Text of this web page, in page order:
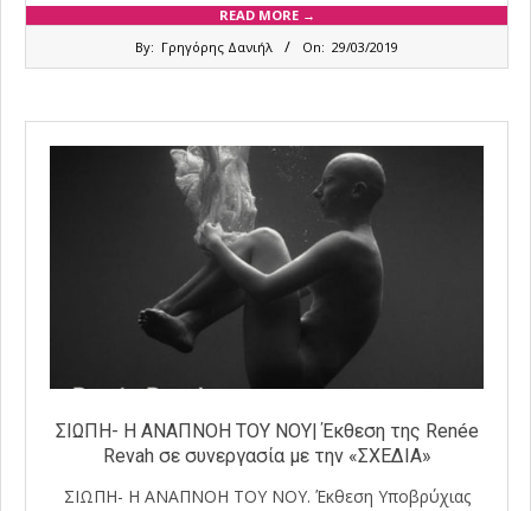
READ MORE →
By: Γρηγόρης Δανιήλ On: 29/03/2019
ΣΙΩΠΗ- Η ΑΝΑΠΝΟΗ ΤΟΥ ΝΟΥ| Έκθεση της Renée
Revah σε συνεργασία με την «ΣΧΕΔΙΑ»
ΣΙΩΠΗ- Η ΑΝΑΠΝΟΗ ΤΟΥ ΝΟΥ. Έκθεση Υποβρύχιας